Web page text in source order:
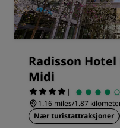
Radisson
Midi
|
1.16 miles/1.87
Nær turistattraksjoner